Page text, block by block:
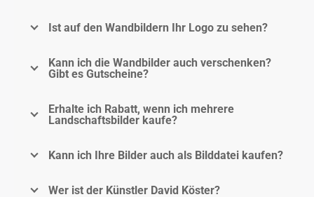
Ist auf den Wandbildern Ihr Logo zu sehen?
Kann ich die Wandbilder auch verschenken?
Gibt es Gutscheine?
Erhalte ich Rabatt, wenn ich mehrere
Landschaftsbilder kaufe?
Kann ich Ihre Bilder auch als Bilddatei kaufen?
Wer ist der Künstler David Köster?